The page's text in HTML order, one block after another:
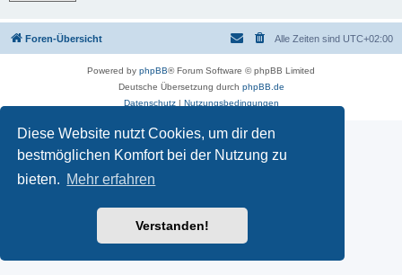
Diese Website nutzt Cookies, um dir den
bestmöglichen Komfort bei der Nutzung zu
bieten. Mehr erfahren
Verstanden!
Foren-Übersicht Alle Zeiten sind UTC+02:00
Powered by phpBB® Forum Software © phpBB Limited
Deutsche Übersetzung durch phpBB.de
Datenschutz| Nutzungsbedingungen